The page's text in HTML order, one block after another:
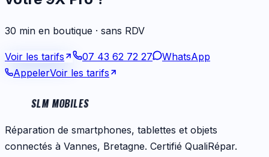
30 min en boutique · sans RDV
Voir les tarifs 07 43 62 72 27
WhatsApp
AppelerVoir les tarifs
SLM MOBILES
Réparation de smartphones, tablettes et objets
connectés à Vannes, Bretagne. Certifié QualiRépar.